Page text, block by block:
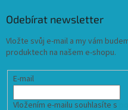
Odebírat newsletter
Vložte svůj e-mail a my vám
produktech na našem e-shopu.
E-mail
Vložením e-mailu souhlasíte s